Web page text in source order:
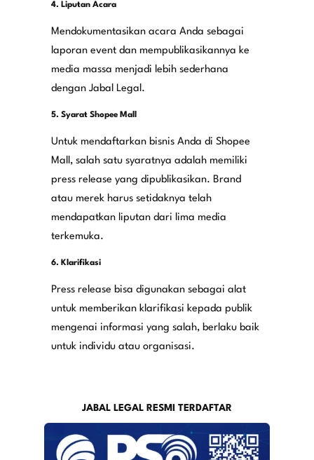
4. Liputan Acara​
Mendokumentasikan acara Anda sebagai
laporan event dan mempublikasikannya ke
media massa menjadi lebih sederhana
dengan Jabal Legal.
5. Syarat Shopee Mall​
Untuk mendaftarkan bisnis Anda di Shopee
Mall, salah satu syaratnya adalah memiliki
press release yang dipublikasikan. Brand
atau merek harus setidaknya telah
mendapatkan liputan dari lima media
terkemuka.​
6. Klarifikasi
Press release bisa digunakan sebagai alat
untuk memberikan klarifikasi kepada publik
mengenai informasi yang salah, berlaku baik
untuk individu atau organisasi.
JABAL LEGAL RESMI TERDAFTAR